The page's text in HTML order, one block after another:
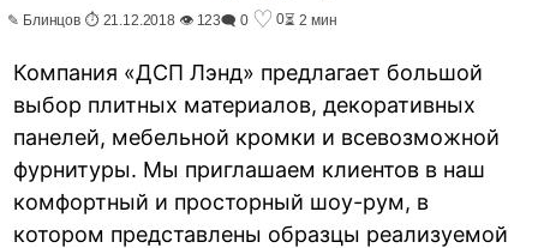
✎ Блинцов ⏱ 21.12.2018 👁 123🗨 0 ♡ 0⏳ 2 мин
Компания «ДСП Лэнд» предлагает большой
выбор плитных материалов, декоративных
панелей, мебельной кромки и всевозможной
фурнитуры. Мы приглашаем клиентов в наш
комфортный и просторный шоу-рум, в
котором представлены образцы реализуемой